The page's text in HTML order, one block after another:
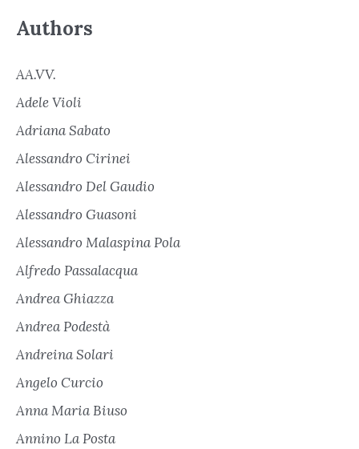
Authors
AA.VV.
Adele Violi
Adriana Sabato
Alessandro Cirinei
Alessandro Del Gaudio
Alessandro Guasoni
Alessandro Malaspina Pola
Alfredo Passalacqua
Andrea Ghiazza
Andrea Podestà
Andreina Solari
Angelo Curcio
Anna Maria Biuso
Annino La Posta